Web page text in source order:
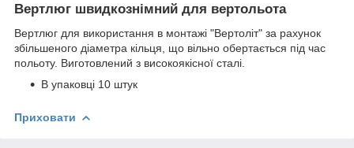
Вертлюг швидкознімний для вертольота
Вертлюг для використання в монтажі "Вертоліт" за рахунок
збільшеного діаметра кільця, що вільно обертається під час
польоту. Виготовлений з високоякісної сталі.
В упаковці 10 штук
Приховати